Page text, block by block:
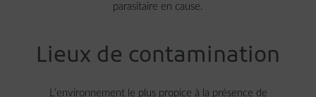
parasitaire en cause.
Lieux de contamination
L’environnement le plus propice à la présence de